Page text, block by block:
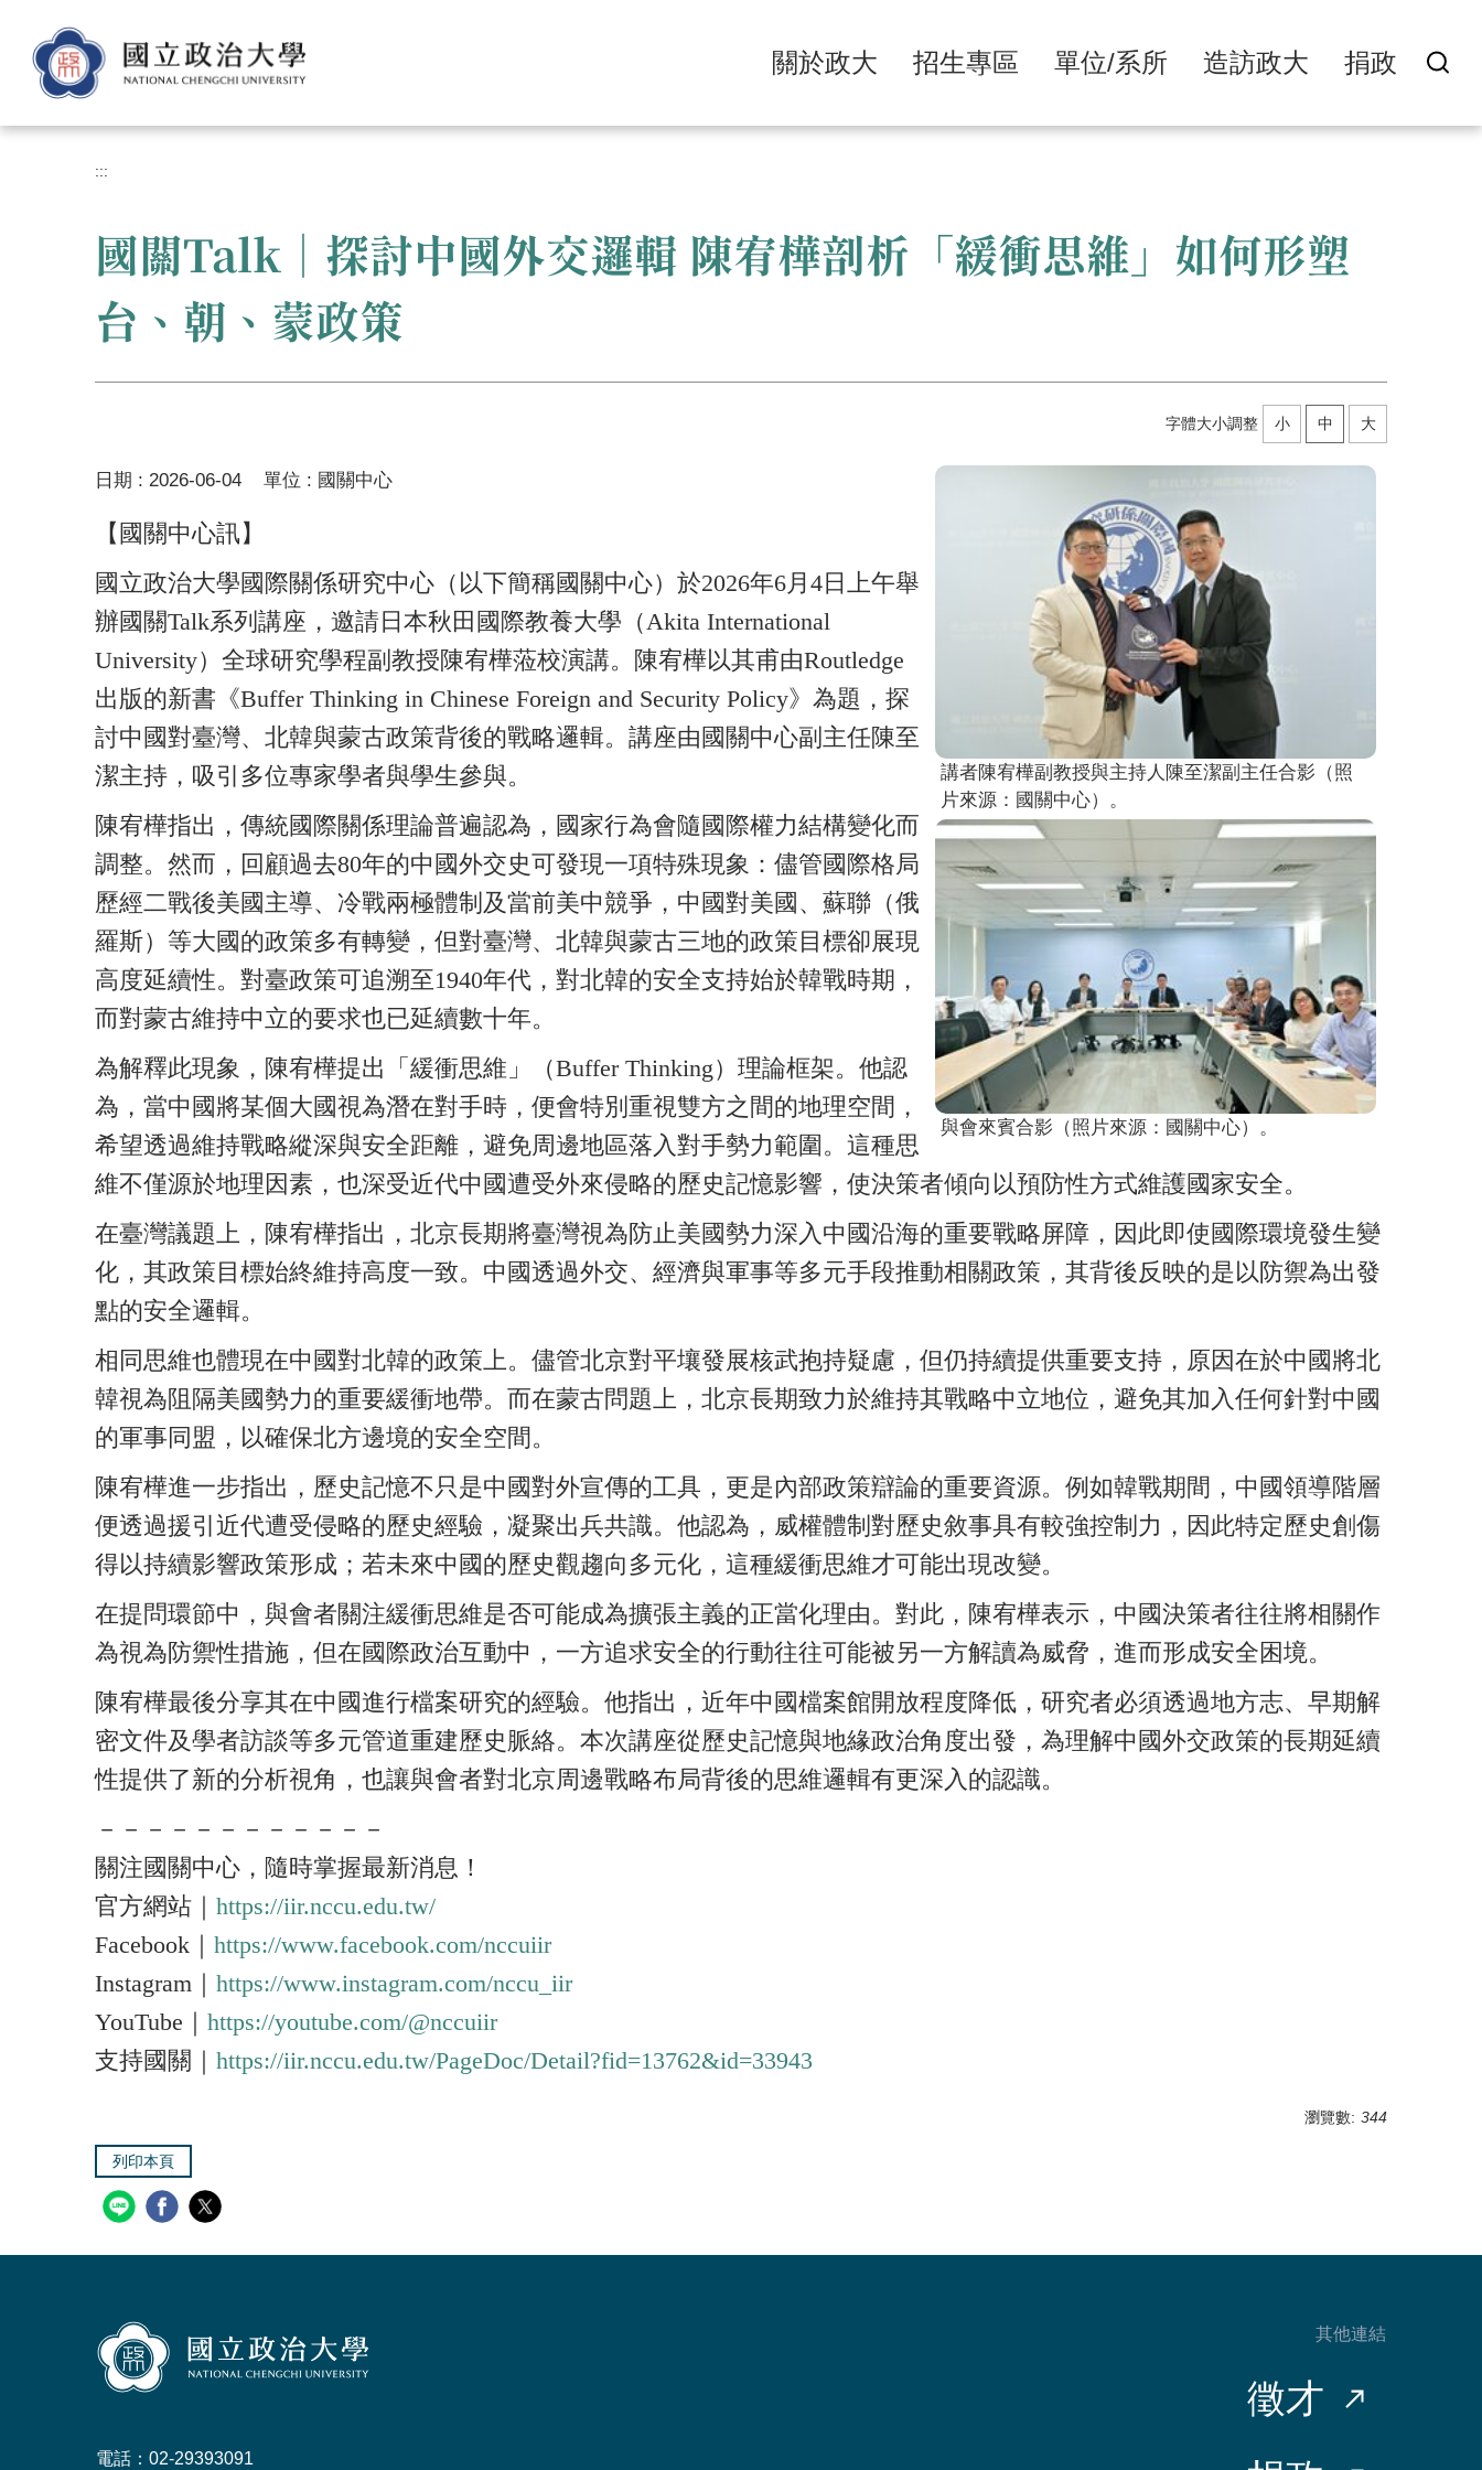
容
關於政大 招生專區 單位/系所 造訪政大 捐政
:::
國關Talk｜探討中國外交邏輯 陳宥樺剖析「緩衝思維」如何形塑
台、朝、蒙政策
字體大小調整 小 中 大
講者陳宥樺副教授與主持人陳至潔副主任合影（照
片來源：國關中心）。
與會來賓合影（照片來源：國關中心）。
日期 : 2026-06-04 單位 : 國關中心
【國關中心訊】
國立政治大學國際關係研究中心（以下簡稱國關中心）於2026年6月4 日上午舉
辦國關Talk系列講座，邀請日本秋田國際教養大學（Akita International
University）全球研究學程副教授陳宥樺蒞校演講。陳宥樺以其甫由Routledge
出版的新書《Buffer Thinking in Chinese Foreign and Security Policy》為題，探
討中國對臺灣、北韓與蒙古政策背後的戰略邏輯。講座由國關中心副主任陳至
潔主持，吸引多位專家學者與學生參與。
陳宥樺指出，傳統國際關係理論普遍認為，國家行為會隨國際權力結構變化而
調整。然而，回顧過去80年的中國外交史可發現一項特殊現象：儘管國際格局
歷經二戰後美國主導、冷戰兩極體制及當前美中競爭，中國對美國、蘇聯（俄
羅斯）等大國的政策多有轉變，但對臺灣、北韓與蒙古三地的政策目標卻展現
高度延續性。對臺政策可追溯至1940年代，對北韓的安全支持始於韓戰時期，
而對蒙古維持中立的要求也已延續數十年。
為解釋此現象，陳宥樺提出「緩衝思維」（Buffer Thinking）理論框架。他認
為，當中國將某個大國視為潛在對手時，便會特別重視雙方之間的地理空間，
希望透過維持戰略縱深與安全距離，避免周邊地區落入對手勢力範圍。這種思
維不僅源於地理因素，也深受近代中國遭受外來侵略的歷史記憶影響，使決策者傾向以預防性方式維護國家安全。
在臺灣議題上，陳宥樺指出，北京長期將臺灣視為防止美國勢力深入中國沿海的重要戰略屏障，因此即使國際環境發生變
化，其政策目標始終維持高度一致。中國透過外交、經濟與軍事等多元手段推動相關政策，其背後反映的是以防禦為出發
點的安全邏輯。
相同思維也體現在中國對北韓的政策上。儘管北京對平壤發展核武抱持疑慮，但仍持續提供重要支持，原因在於中國將北
韓視為阻隔美國勢力的重要緩衝地帶。而在蒙古問題上，北京長期致力於維持其戰略中立地位，避免其加入任何針對中國
的軍事同盟，以確保北方邊境的安全空間。
陳宥樺進一步指出，歷史記憶不只是中國對外宣傳的工具，更是內部政策辯論的重要資源。例如韓戰期間，中國領導階層
便透過援引近代遭受侵略的歷史經驗，凝聚出兵共識。他認為，威權體制對歷史敘事具有較強控制力，因此特定歷史創傷
得以持續影響政策形成；若未來中國的歷史觀趨向多元化，這種緩衝思維才可能出現改變。
在提問環節中，與會者關注緩衝思維是否可能成為擴張主義的正當化理由。對此，陳宥樺表示，中國決策者往往將相關作
為視為防禦性措施，但在國際政治互動中，一方追求安全的行動往往可能被另一方解讀為威脅，進而形成安全困境。
陳宥樺最後分享其在中國進行檔案研究的經驗。他指出，近年中國檔案館開放程度降低，研究者必須透過地方志、早期解
密文件及學者訪談等多元管道重建歷史脈絡。本次講座從歷史記憶與地緣政治角度出發，為理解中國外交政策的長期延續
性提供了新的分析視角，也讓與會者對北京周邊戰略布局背後的思維邏輯有更深入的認識。
－－－－－－－－－－－－
關注國關中心，隨時掌握最新消息！
官方網站｜ https://iir.nccu.edu.tw/
Facebook｜ https://www.facebook.com/nccuiir
Instagram｜ https://www.instagram.com/nccu_iir
YouTube｜ https://youtube.com/@nccuiir
支持國關｜ https://iir.nccu.edu.tw/PageDoc/Detail?fid=13762&id=33943
瀏覽數: 344
列印本頁
電話：02-29393091
其他連結
徵才